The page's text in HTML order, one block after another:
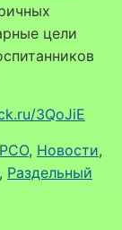
цели
3QoJiE
, Новости
, Раздельный